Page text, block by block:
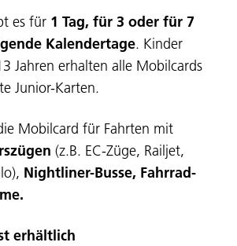
es für 1 Tag, für 3 oder für 7
Kalendertage. Kinder
Jahren erhalten alle Mobilcards
Junior-Karten.
Mobilcard für Fahrten mit
(z.B. EC-Züge, Railjet,
Nightliner-Busse, Fahrrad-
erhältlich